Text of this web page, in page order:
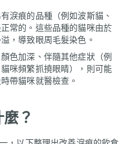
淚痕的品種（例如波斯貓、
常的。這些品種的貓咪由於
，導致眼周毛髮染色。
色加深、伴隨其他症狀（例
咪頻繁抓撓眼睛），則可能
帶貓咪就醫檢查。
？